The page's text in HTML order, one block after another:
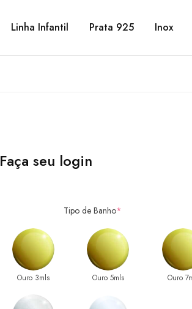
Linha Infantil Prata 925 Inox
Faça seu login
Tipo de Banho*
Ouro 3mls Ouro 5mls Ouro